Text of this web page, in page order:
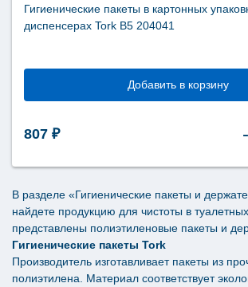
Гигиенические пакеты в картонных
диспенсерах Tork В5 204041
Добавить в корзину
807 ₽ -
В разделе «Гигиенические пакеты и
найдете продукцию для чистоты в
представлены полиэтиленовые пакеты и
Гигиенические пакеты Tork
Производитель изготавливает пакеты из
полиэтилена. Материал соответствует